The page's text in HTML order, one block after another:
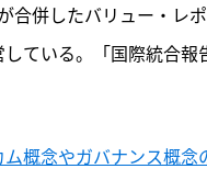
合併したバリュー・レ
ている。「国際統合
概念やガバナンス概念